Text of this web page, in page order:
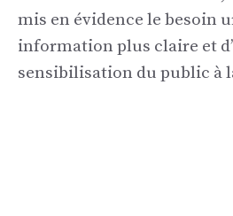
mis en évidence le besoin
information plus claire et
sensibilisation du public à